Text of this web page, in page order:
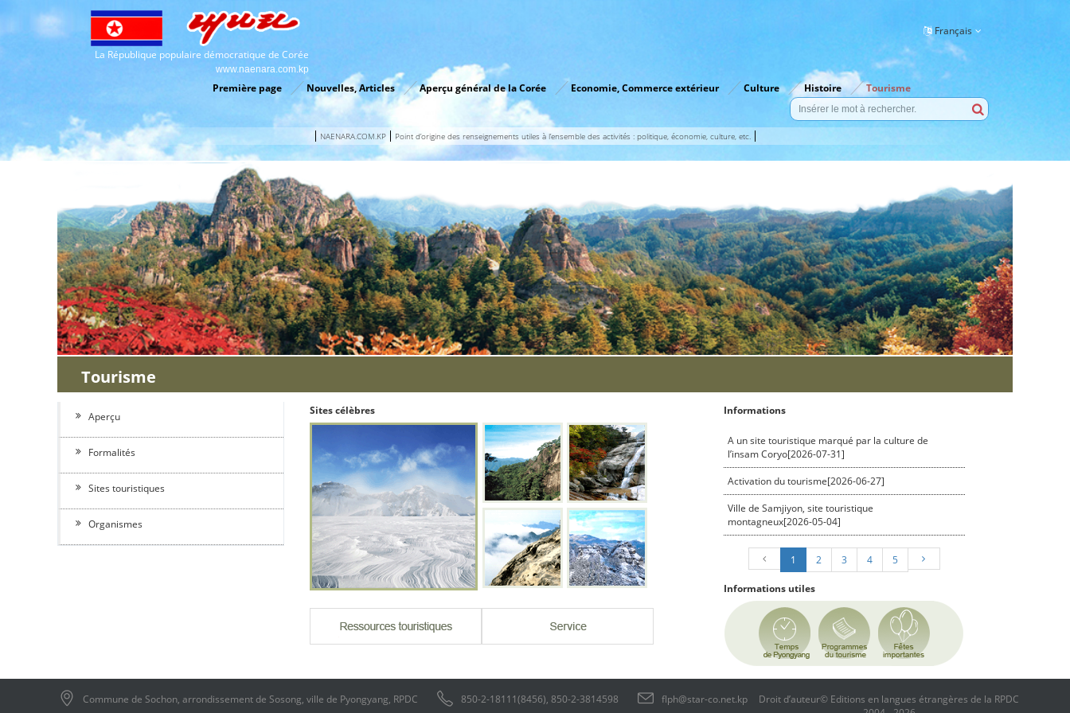
La République populaire démocratique de Corée
www.naenara.com.kp
Français
Première page Nouvelles, Articles Aperçu général de la Corée Economie, Commerce extérieur Culture Histoire Tourisme
NAENARA.COM.KP Point d’origine des renseignements utiles à l’ensemble des activités : politique, économie, culture, etc.
Tourisme
Aperçu
Formalités
Sites touristiques
Organismes
Sites célèbres Informations
A un site touristique marqué par la culture de
l’insam Coryo[2026-07-31]
Activation du tourisme[2026-06-27]
Ville de Samjiyon, site touristique
montagneux[2026-05-04]
1 2 3 4 5
Informations utiles
Commune de Sochon, arrondissement de Sosong, ville de Pyongyang, RPDC 850-2-18111(8456), 850-2-3814598 flph@star-co.net.kp
Droit d’auteur© Editions en langues étrangères de la RPDC